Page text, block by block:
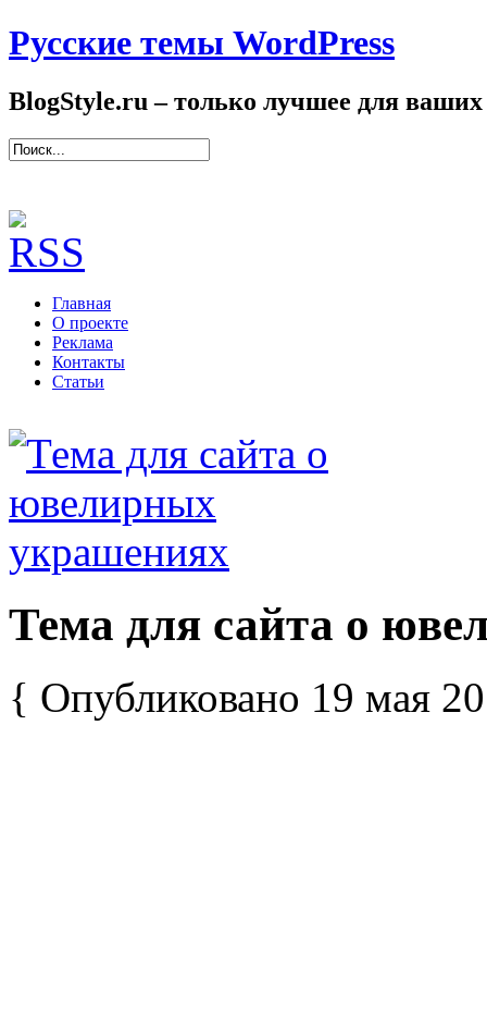
Русские темы WordPress
BlogStyle.ru – только лучшее для ваших
Главная
О проекте
Реклама
Контакты
Статьи
Тема для сайта о
{ Опубликовано 19 мая